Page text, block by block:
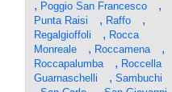
, Poggio San Francesco ,
Punta Raisi , Raffo ,
Regalgioffoli , Rocca
Monreale
, Roccamena ,
Roccapalumba , Roccella
Guarnaschelli
, Sambuchi